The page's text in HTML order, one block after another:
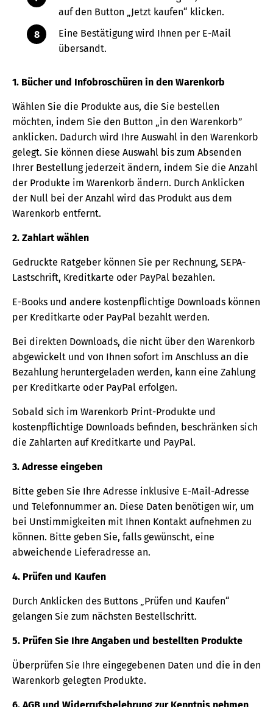
auf den Button „Jetzt kaufen“ klicken.
Eine Bestätigung wird Ihnen per E-Mail
übersandt.
1. Bücher und Infobroschüren in den Warenkorb
Wählen Sie die Produkte aus, die Sie bestellen
möchten, indem Sie den Button „in den Warenkorb”
anklicken. Dadurch wird Ihre Auswahl in den Warenkorb
gelegt. Sie können diese Auswahl bis zum Absenden
Ihrer Bestellung jederzeit ändern, indem Sie die Anzahl
der Produkte im Warenkorb ändern. Durch Anklicken
der Null bei der Anzahl wird das Produkt aus dem
Warenkorb entfernt.
2. Zahlart wählen
Gedruckte Ratgeber können Sie per Rechnung, SEPA-
Lastschrift, Kreditkarte oder PayPal bezahlen.
E-Books und andere kostenpflichtige Downloads können
per Kreditkarte oder PayPal bezahlt werden.
Bei direkten Downloads, die nicht über den Warenkorb
abgewickelt und von Ihnen sofort im Anschluss an die
Bezahlung heruntergeladen werden, kann eine Zahlung
per Kreditkarte oder PayPal erfolgen.
Sobald sich im Warenkorb Print-Produkte und
kostenpflichtige Downloads befinden, beschränken sich
die Zahlarten auf Kreditkarte und PayPal.
3. Adresse eingeben
Bitte geben Sie Ihre Adresse inklusive E-Mail-Adresse
und Telefonnummer an. Diese Daten benötigen wir, um
bei Unstimmigkeiten mit Ihnen Kontakt aufnehmen zu
können. Bitte geben Sie, falls gewünscht, eine
abweichende Lieferadresse an.
4. Prüfen und Kaufen
Durch Anklicken des Buttons „Prüfen und Kaufen“
gelangen Sie zum nächsten Bestellschritt.
5. Prüfen Sie Ihre Angaben und bestellten Produkte
Überprüfen Sie Ihre eingegebenen Daten und die in den
Warenkorb gelegten Produkte.